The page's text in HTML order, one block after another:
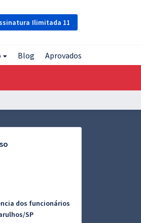
Ilimitada 11
Blog Aprovados
dos funcionários
SP